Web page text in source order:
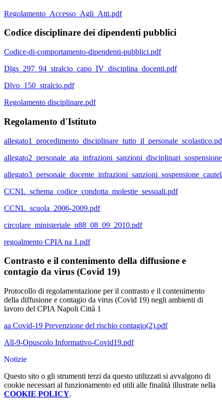
Regolamento_Accesso_Agli_Atti.pdf
Codice disciplinare dei dipendenti pubblici
Codice-di-comportamento-dipendenti-pubblici.pdf
Dlgs_297_94_stralcio_capo_IV_disciplina_docenti.pdf
Dlvo_150_stralcio.pdf
Regolamento disciplinare.pdf
Regolamento d'Istituto
CCNL_schema_codice_condotta_molestie_sessuali.pdf
CCNL_scuola_2006-2009.pdf
circolare_ministeriale_n88_08_09_2010.pdf
regoalmento CPIA na 1.pdf
Contrasto e il contenimento della diffusione e
contagio da virus (Covid 19)
Protocollo di regolamentazione per il contrasto e il contenimento
della diffusione e contagio da virus (Covid 19) negli ambienti di
lavoro del CPIA Napoli Città 1
aa Covid-19 Prevenzione del rischio contagio(2).pdf
All-9-Opuscolo Informativo-Covid19.pdf
Notizie
Questo sito o gli strumenti terzi da questo utilizzati si avvalgono di
cookie necessari al funzionamento ed utili alle finalità illustrate nella
COOKIE POLICY.